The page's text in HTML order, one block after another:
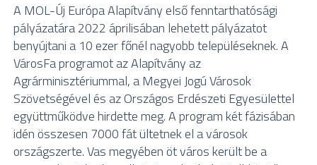
A MOL-Új Európa Alapítvány első fenntarthatósági
pályázatára 2022 áprilisában lehetett pályázatot
benyújtani a 10 ezer főnél nagyobb településeknek. A
VárosFa programot az Alapítvány az
Agrárminisztériummal, a Megyei Jogú Városok
Szövetségével és az Országos Erdészeti Egyesülettel
együttműködve hirdette meg. A program két fázisában
idén összesen 7000 fát ültetnek el a városok
országszerte. Vas megyében öt város került be a